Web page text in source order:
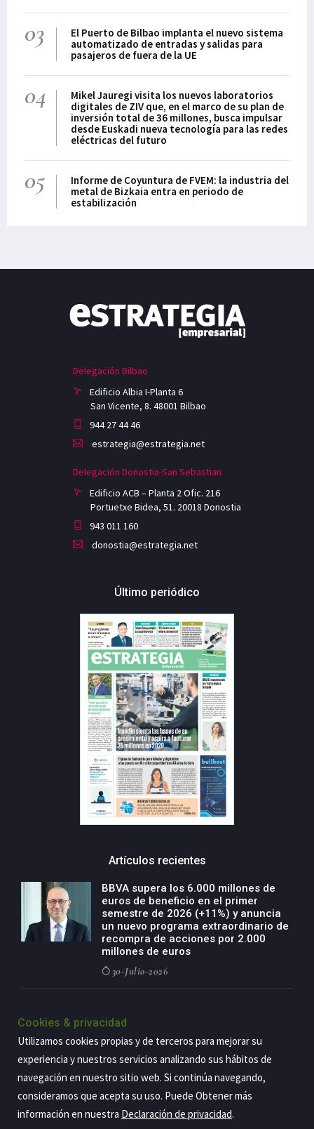
03
El Puerto de Bilbao implanta el nuevo sistema
automatizado de entradas y salidas para
pasajeros de fuera de la UE
04
Mikel Jauregi visita los nuevos laboratorios
digitales de ZIV que, en el marco de su plan de
inversión total de 36 millones, busca impulsar
desde Euskadi nueva tecnología para las redes
eléctricas del futuro
05
Informe de Coyuntura de FVEM: la industria del
metal de Bizkaia entra en periodo de
estabilización
Delegación Bilbao
Edificio Albia I-Planta 6
San Vicente, 8. 48001 Bilbao
944 27 44 46
estrategia@estrategia.net
Delegación Donostia-San Sebastian
Edificio ACB – Planta 2 Ofic. 216
Portuetxe Bidea, 51. 20018 Donostia
943 011 160
donostia@estrategia.net
Último periódico
Artículos recientes
BBVA supera los 6.000 millones de
euros de beneficio en el primer
semestre de 2026 (+11%) y anuncia
un nuevo programa extraordinario de
recompra de acciones por 2.000
millones de euros
30-Julio-2026
negocio agro con un modelo global
de especialización presente en siete
países
29-Julio-2026
Cookies & privacidad
Utilizamos cookies propias y de terceros para mejorar su
experiencia y nuestros servicios analizando sus hábitos de
navegación en nuestro sitio web. Si continúa navegando,
consideramos que acepta su uso. Puede Obtener más
información en nuestra Declaración de privacidad.